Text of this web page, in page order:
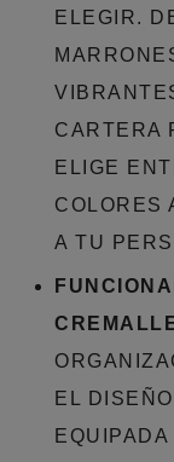
ELEGIR.
CARTERA
ELIGE
COLORES
A TU
EL